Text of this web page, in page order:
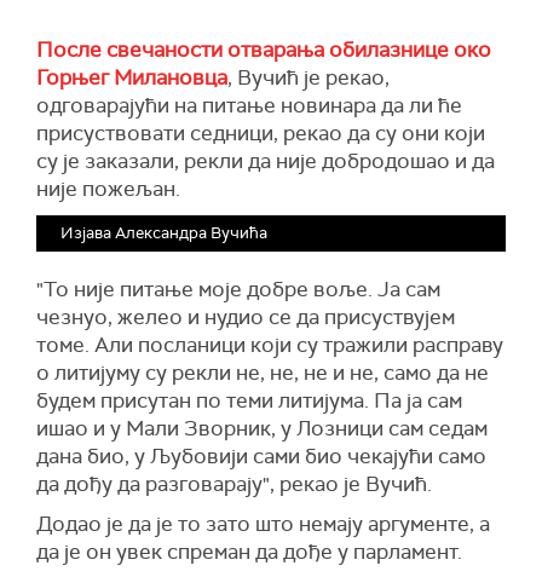
После свечаности отварања обилазнице око
Горњег Милановца, Вучић је рекао,
одговарајући на питање новинара да ли ће
присуствовати седници, рекао да су они који
су је заказали, рекли да није добродошао и да
није пожељан.
Изјава Александра Вучића
"То није питање моје добре воље. Ја сам
чезнуо, желео и нудио се да присуствујем
томе. Али посланици који су тражили расправу
о литијуму су рекли не, не, не и не, само да не
будем присутан по теми литијума. Па ја сам
ишао и у Мали Зворник, у Лозници сам седам
дана био, у Љубовији сами био чекајући само
да дођу да разговарају", рекао је Вучић.
Додао је да је то зато што немају аргументе, а
да је он увек спреман да дође у парламент.